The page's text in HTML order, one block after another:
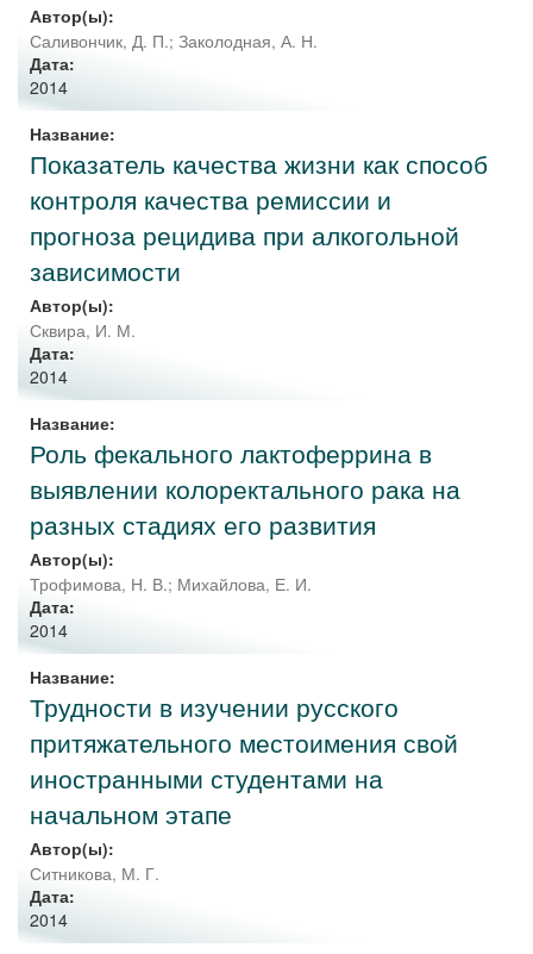
Автор(ы):
Саливончик, Д. П.; Заколодная, А. Н.
Дата:
2014
Название:
Показатель качества жизни как способ
контроля качества ремиссии и
прогноза рецидива при алкогольной
зависимости
Автор(ы):
Сквира, И. М.
Дата:
2014
Название:
Роль фекального лактоферрина в
выявлении колоректального рака на
разных стадиях его развития
Автор(ы):
Трофимова, Н. В.; Михайлова, Е. И.
Дата:
2014
Название:
Трудности в изучении русского
притяжательного местоимения свой
иностранными студентами на
начальном этапе
Автор(ы):
Ситникова, М. Г.
Дата:
2014